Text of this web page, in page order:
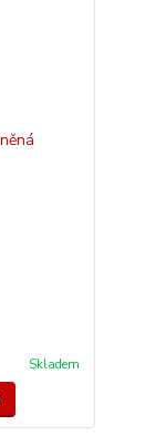
Skladem